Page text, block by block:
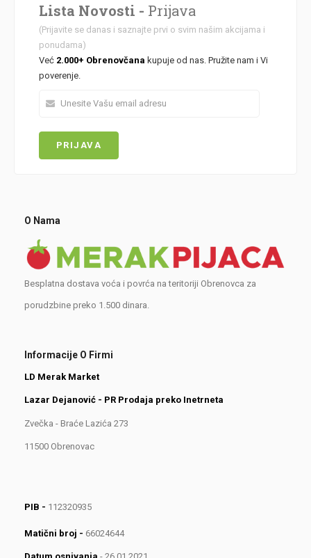
Lista Novosti - Prijava
(Prijavite se danas i saznajte prvi o svim našim akcijama i
ponudama)
Već 2.000+ Obrenovčana kupuje od nas. Pružite nam i Vi
poverenje.
O Nama
Besplatna dostava voća i povrća na teritoriji Obrenovca za
porudzbine preko 1.500 dinara.
Informacije O Firmi
LD Merak Market
Lazar Dejanović - PR Prodaja preko Inetrneta
Zvečka - Braće Lazića 273
11500 Obrenovac
PIB - 112320935
Matični broj - 66024644